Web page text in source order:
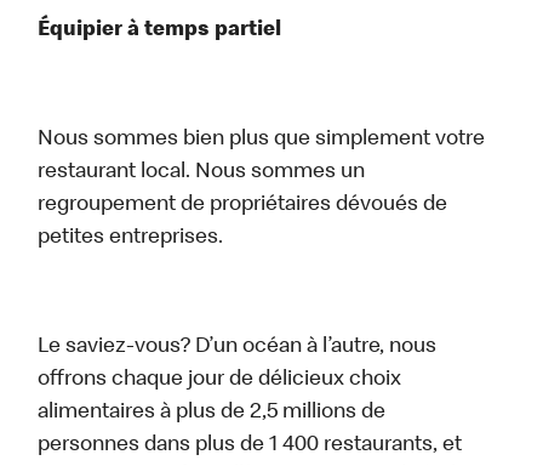
Équipier à temps partiel
Nous sommes bien plus que simplement votre
restaurant local. Nous sommes un
regroupement de propriétaires dévoués de
petites entreprises.
Le saviez-vous? D’un océan à l’autre, nous
offrons chaque jour de délicieux choix
alimentaires à plus de 2,5 millions de
personnes dans plus de 1 400 restaurants, et